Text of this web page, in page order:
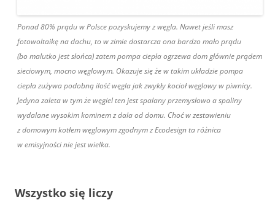
Ponad 80% prądu w Polsce pozyskujemy z węgla. Nawet jeśli masz
fotowoltaikę na dachu, to w zimie dostarcza ona bardzo mało prądu
(bo malutko jest słońca) zatem pompa ciepła ogrzewa dom głównie prądem
sieciowym, mocno węglowym. Okazuje się że w takim układzie pompa
ciepła zużywa podobną ilość węgla jak zwykły kocioł węglowy w piwnicy.
Jedyna zaleta w tym że węgiel ten jest spalany przemysłowo a spaliny
wydalane wysokim kominem z dala od domu. Choć w zestawieniu
z domowym kotłem węglowym zgodnym z Ecodesign ta różnica
w emisyjności nie jest wielka.
Wszystko się liczy